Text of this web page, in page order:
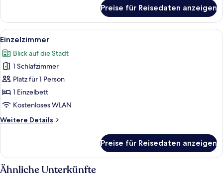
Zimmer
Preise für Reisedaten anzeigen
Alle
Fotos
für
Einzelzimmer
anzeigen
Ein Hotelzimmer mit Bett,
5
Einzelzimmer
Blick auf die Stadt
1 Schlafzimmer
Platz für 1 Person
1 Einzelbett
Kostenloses WLAN
Weitere Details
Weitere
Preise für Reisedaten anzeigen
Ähnliche Unterkünfte